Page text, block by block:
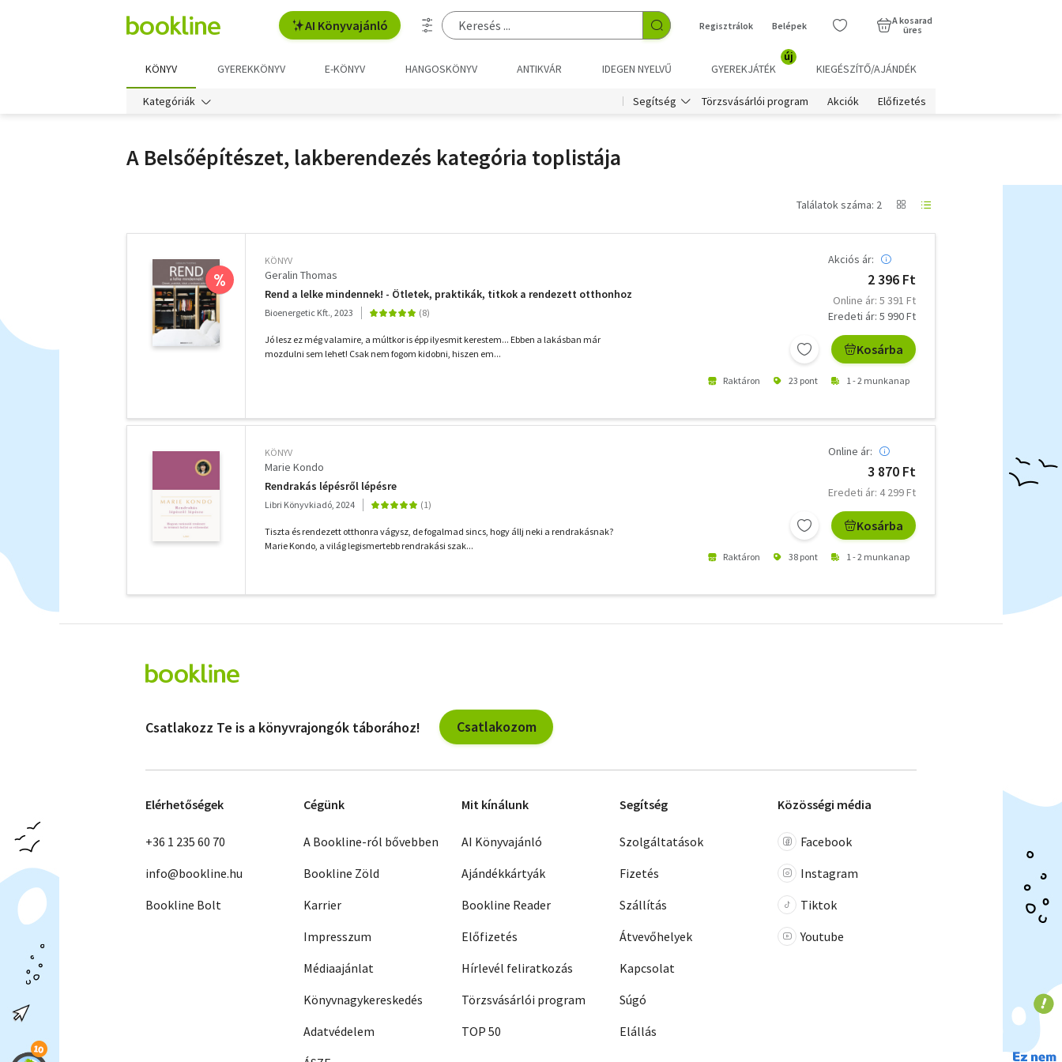
AI Könyvajánló Regisztrálok Belépek
A kosarad
üres
KÖNYV GYEREKKÖNYV E-KÖNYV HANGOSKÖNYV ANTIKVÁR IDEGEN NYELVŰ GYEREKJÁTÉK
új
KIEGÉSZÍTŐ/AJÁNDÉK
Kategóriák Segítség Törzsvásárlói program Akciók Előfizetés
A Belsőépítészet, lakberendezés kategória toplistája
Találatok száma: 2
%
KÖNYV
Geralin Thomas
Rend a lelke mindennek! - Ötletek, praktikák, titkok a rendezett otthonhoz
Bioenergetic Kft., 2023
Jó lesz ez még valamire, a múltkor is épp ilyesmit kerestem... Ebben a lakásban már
mozdulni sem lehet! Csak nem fogom kidobni, hiszen em...
Akciós ár:
2 396 Ft
Online ár: 5 391 Ft
Eredeti ár: 5 990 Ft
Kosárba
Raktáron 23 pont 1 - 2 munkanap
KÖNYV
Marie Kondo
Rendrakás lépésről lépésre
Libri Könyvkiadó, 2024
Tiszta és rendezett otthonra vágysz, de fogalmad sincs, hogy állj neki a rendrakásnak?
Marie Kondo, a világ legismertebb rendrakási szak...
Online ár:
3 870 Ft
Eredeti ár: 4 299 Ft
Kosárba
Raktáron 38 pont 1 - 2 munkanap
szűrők
Csatlakozz Te is a könyvrajongók táborához! Csatlakozom
Elérhetőségek
+36 1 235 60 70
info@bookline.hu
Bookline Bolt
Cégünk
A Bookline-ról bővebben
Bookline Zöld
Karrier
Impresszum
Médiaajánlat
Könyvnagykereskedés
Adatvédelem
Mit kínálunk
AI Könyvajánló
Ajándékkártyák
Bookline Reader
Előfizetés
Hírlevél feliratkozás
Törzsvásárlói program
TOP 50
Segítség
Szolgáltatások
Fizetés
Szállítás
Átvevőhelyek
Kapcsolat
Súgó
Elállás
Közösségi média
Facebook
Instagram
Tiktok
Youtube